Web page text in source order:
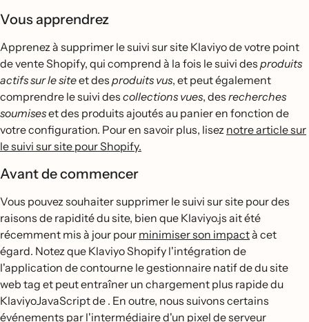
Vous apprendrez
Apprenez à supprimer le suivi sur site Klaviyo de votre point
de vente Shopify, qui comprend à la fois le suivi des produits
actifs sur le siteet des produits vus, et peut également
comprendre le suivi des collections vues, des recherches
soumiseset des produits ajoutés au panier en fonction de
votre configuration. Pour en savoir plus, lisez notre article sur
le suivi sur site pour Shopify.
Avant de commencer
Vous pouvez souhaiter supprimer le suivi sur site pour des
raisons de rapidité du site, bien que Klaviyo.js ait été
récemment mis à jour pour minimiser son impactà cet
égard. Notez que Klaviyo Shopify l'intégration de
l'application de contourne le gestionnaire natif de du site
web tag et peut entraîner un chargement plus rapide du
KlaviyoJavaScript de . En outre, nous suivons certains
événements par l'intermédiaire d'un pixel de serveur